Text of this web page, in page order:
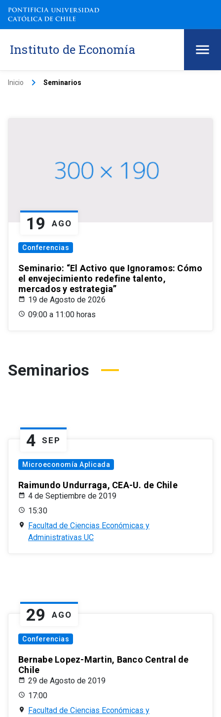
Instituto de Economía
Inicio keyboard_arrow_right Seminarios
19 AGO
Conferencias
Seminario: “El Activo que Ignoramos: Cómo
el envejecimiento redefine talento,
mercados y estrategia”
19 de Agosto de 2026
09:00 a 11:00 horas
Seminarios
4 SEP
Microeconomía Aplicada
Raimundo Undurraga, CEA-U. de Chile
4 de Septiembre de 2019
15:30
Facultad de Ciencias Económicas y
Administrativas UC
29 AGO
Conferencias
Bernabe Lopez-Martin, Banco Central de
Chile
29 de Agosto de 2019
17:00
Facultad de Ciencias Económicas y